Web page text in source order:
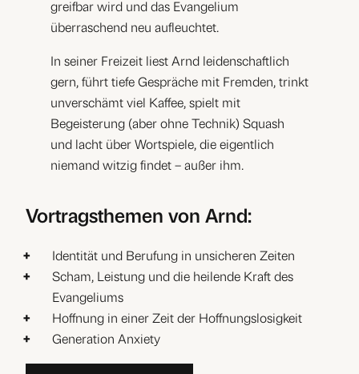
greifbar wird und das Evangelium
überraschend neu aufleuchtet.
In seiner Freizeit liest Arnd leidenschaftlich
gern, führt tiefe Gespräche mit Fremden, trinkt
unverschämt viel Kaffee, spielt mit
Begeisterung (aber ohne Technik) Squash
und lacht über Wortspiele, die eigentlich
niemand witzig findet – außer ihm.
Vortragsthemen von Arnd:
Identität und Berufung in unsicheren Zeiten
Scham, Leistung und die heilende Kraft des
Evangeliums
Hoffnung in einer Zeit der Hoffnungslosigkeit
Generation Anxiety